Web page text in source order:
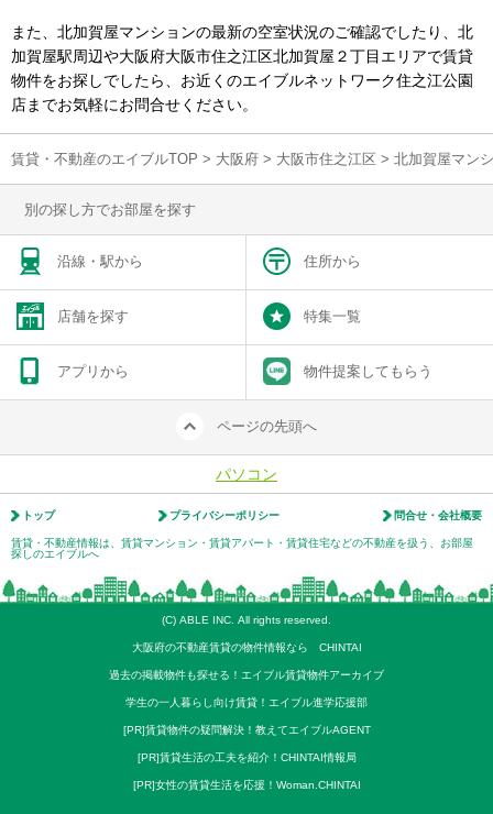
また、北加賀屋マンションの最新の空室状況のご確認でしたり、北
加賀屋駅周辺や大阪府大阪市住之江区北加賀屋２丁目エリアで賃貸
物件をお探しでしたら、お近くのエイブルネットワーク住之江公園
店までお気軽にお問合せください。
賃貸・不動産のエイブルTOP > 大阪府 > 大阪市住之江区 > 北加賀屋マン
別の探し方でお部屋を探す
沿線・駅から 住所から
店舗を探す 特集一覧
アプリから 物件提案してもらう
ページの先頭へ
パソコン
トップ プライバシーポリシー 問合せ・会社概要
賃貸・不動産情報は、賃貸マンション・賃貸アパート・賃貸住宅などの不動産を扱う、お部屋
探しのエイブルへ
(C) ABLE INC. All rights reserved.
大阪府の不動産賃貸の物件情報なら CHINTAI
過去の掲載物件も探せる！エイブル賃貸物件アーカイブ
学生の一人暮らし向け賃貸！エイブル進学応援部
[PR]賃貸物件の疑問解決！教えてエイブルAGENT
[PR]賃貸生活の工夫を紹介！CHINTAI情報局
[PR]女性の賃貸生活を応援！Woman.CHINTAI